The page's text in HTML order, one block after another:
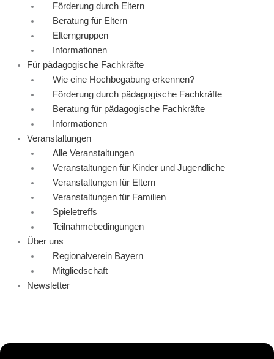
Förderung durch Eltern
Beratung für Eltern
Elterngruppen
Informationen
Für pädagogische Fachkräfte
Wie eine Hochbegabung erkennen?
Förderung durch pädagogische Fachkräfte
Beratung für pädagogische Fachkräfte
Informationen
Veranstaltungen
Alle Veranstaltungen
Veranstaltungen für Kinder und Jugendliche
Veranstaltungen für Eltern
Veranstaltungen für Familien
Spieletreffs
Teilnahmebedingungen
Über uns
Regionalverein Bayern
Mitgliedschaft
Newsletter